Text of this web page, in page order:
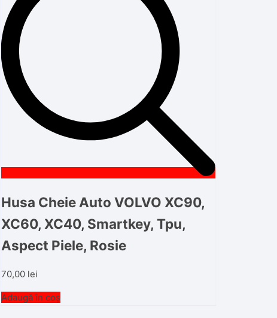
Husa Cheie Auto VOLVO XC90,
XC60, XC40, Smartkey, Tpu,
Aspect Piele, Rosie
70,00 lei
Adaugă în coș